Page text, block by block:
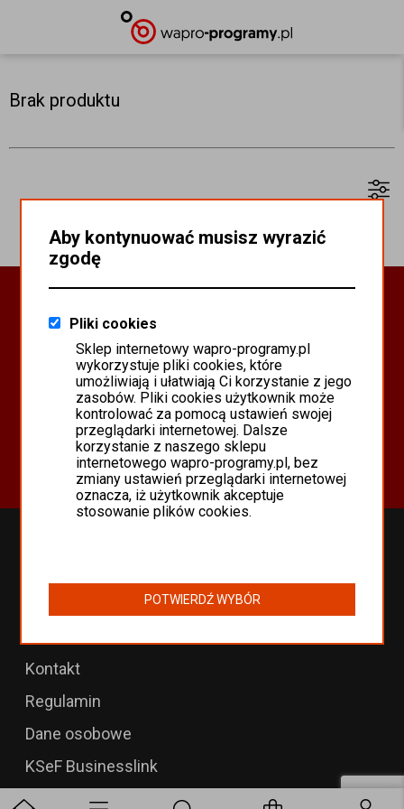
Brak produktu
PROGRAMY WAPRO ERP
PROGRAMY MISTRAL
SYSTEM SCANMAG
Oferta
Programy Asseco WAPRO
Odnowienia 365 i aktualizacje
Programy WAPRO
Kontakt
Regulamin
Dane osobowe
KSeF Businesslink
Aby kontynuować musisz wyrazić
zgodę
Pliki cookies
Sklep internetowy wapro-programy.pl
wykorzystuje pliki cookies, które
umożliwiają i ułatwiają Ci korzystanie z jego
zasobów. Pliki cookies użytkownik może
kontrolować za pomocą ustawień swojej
przeglądarki internetowej. Dalsze
korzystanie z naszego sklepu
internetowego wapro-programy.pl, bez
zmiany ustawień przeglądarki internetowej
oznacza, iż użytkownik akceptuje
stosowanie plików cookies.
POTWIERDŹ WYBÓR